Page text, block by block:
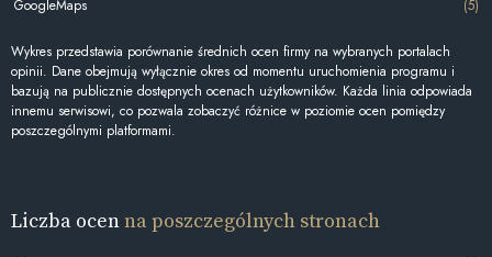
GoogleMaps (5)
Wykres przedstawia porównanie średnich ocen firmy na wybranych portalach
opinii. Dane obejmują wyłącznie okres od momentu uruchomienia programu i
bazują na publicznie dostępnych ocenach użytkowników. Każda linia odpowiada
innemu serwisowi, co pozwala zobaczyć różnice w poziomie ocen pomiędzy
poszczególnymi platformami.
Liczba ocenna poszczególnych stronach